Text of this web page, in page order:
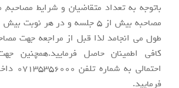
باتوجه به تعداد متقاضیان و شرایط
مصاحبه بیش از 5 جلسه و در هر
طول می انجامد لذا قبل از مراجعه جهت
کافی اطمینان حاصل فرمایید.همچنین
فرمایید.